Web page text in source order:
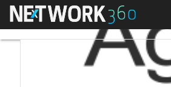
Menu